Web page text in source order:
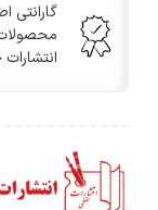
گارانتی